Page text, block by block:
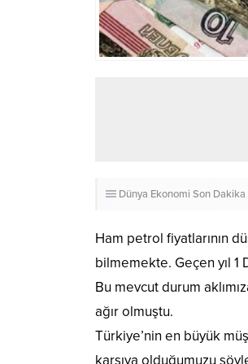
Dünya Ekonomi Son Dakika
Ham petrol fiyatlarının
bilmemekte. Geçen yıl 1
Bu mevcut durum
ağır olmuştu.
Türkiye’nin en büyük
karşıya olduğumuzu